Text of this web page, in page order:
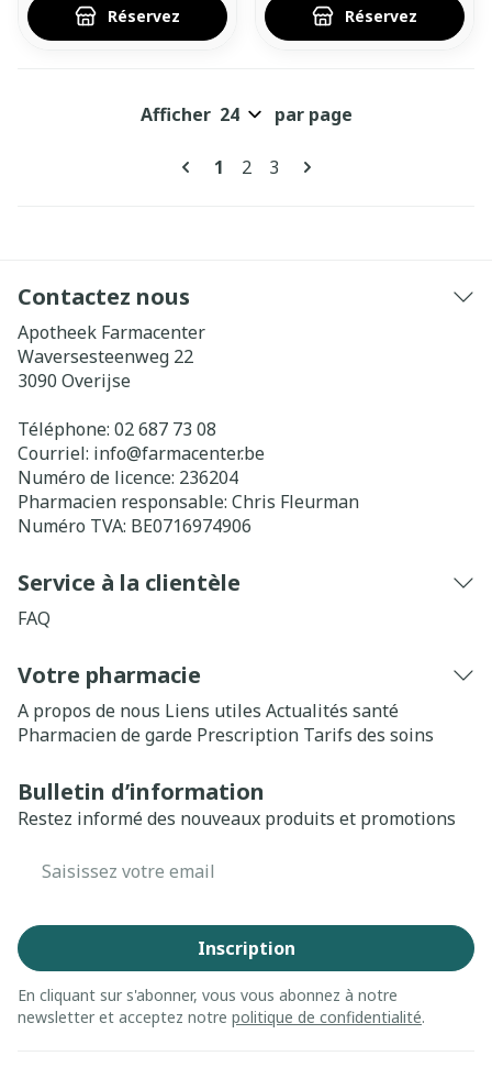
Réservez Réservez
Pages
Vous lisez actuellement la
1 Page
2 Page
3
Afficher par page
Contactez nous
Apotheek Farmacenter
Waversesteenweg 22
3090 Overijse
Téléphone: 02 687 73 08
Courriel: info@farmacenter.be
Numéro de licence: 236204
Pharmacien responsable: Chris Fleurman
Numéro TVA: BE0716974906
Service à la clientèle
FAQ
Votre pharmacie
A propos de nous Liens utiles Actualités santé
Pharmacien de garde Prescription Tarifs des soins
Bulletin d’information
Restez informé des nouveaux produits et promotions
Inscription
En cliquant sur s'abonner, vous vous abonnez à notre
newsletter et acceptez notre politique de confidentialité.